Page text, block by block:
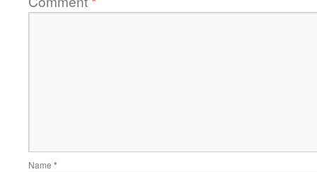
Name *